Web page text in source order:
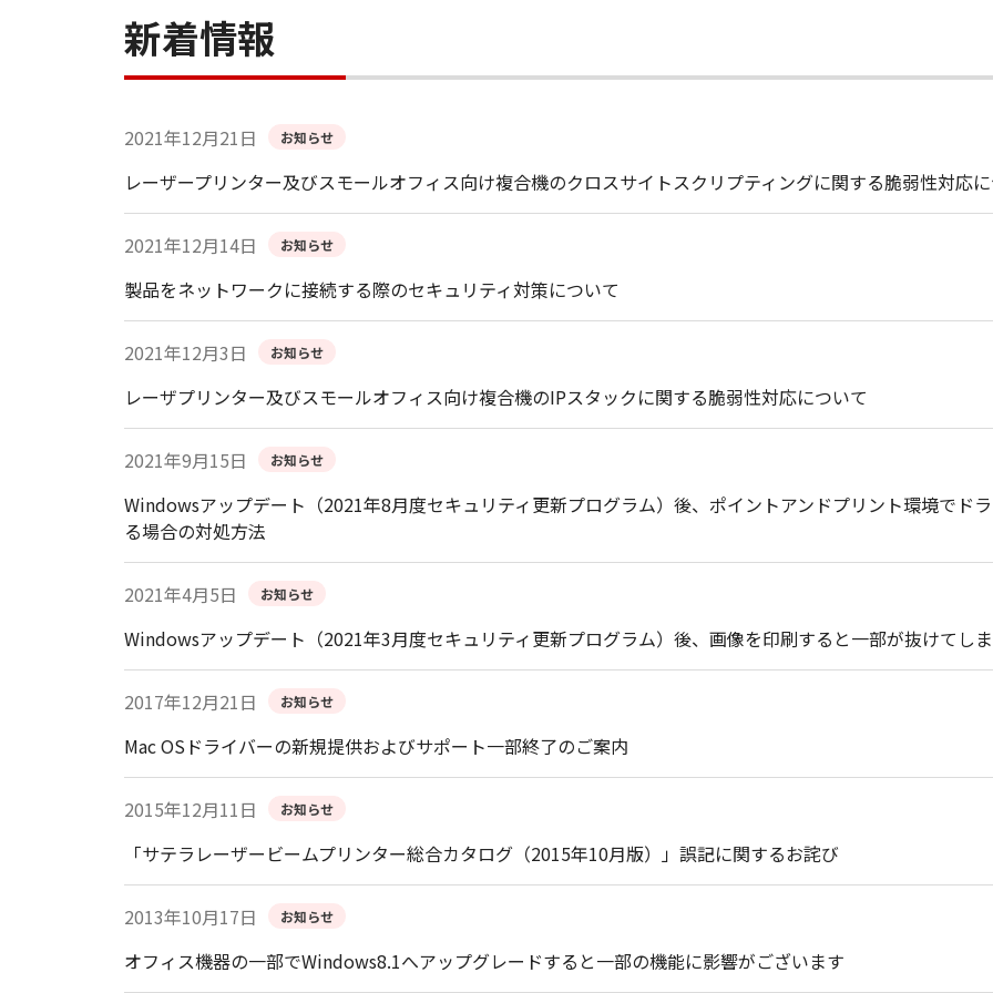
新着情報
2021年12月21日 お知らせ
レーザープリンター及びスモールオフィス向け複合機のクロスサイトスクリプティングに関する脆弱性対応
2021年12月14日 お知らせ
製品をネットワークに接続する際のセキュリティ対策について
2021年12月3日 お知らせ
レーザプリンター及びスモールオフィス向け複合機のIPスタックに関する脆弱性対応について
2021年9月15日 お知らせ
Windowsアップデート（2021年8月度セキュリティ更新プログラム）後、ポイントアンドプリント環境でド
る場合の対処方法
2021年4月5日 お知らせ
Windowsアップデート（2021年3月度セキュリティ更新プログラム）後、画像を印刷すると一部が抜けてし
2017年12月21日 お知らせ
Mac OSドライバーの新規提供およびサポート一部終了のご案内
2015年12月11日 お知らせ
「サテラレーザービームプリンター総合カタログ（2015年10月版）」誤記に関するお詫び
2013年10月17日 お知らせ
オフィス機器の一部でWindows8.1へアップグレードすると一部の機能に影響がございます